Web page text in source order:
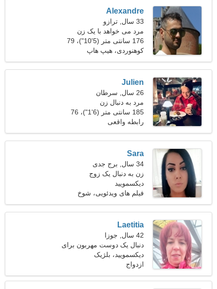
Alexandre
33 سال, ترازو
مرد می خواهد با یک زن
ملاقات کند 22-29
176 سانتی متر (5'10")، 79
کیلوگرم (174 پوند)
کوهنوردی، هیپ هاپ
Julien
26 سال, سرطان
مرد به دنبال زن
185 سانتی متر (6'1")، 76
کیلوگرم (167 پوند)
رابطه واقعی
Sara
34 سال, برج جدی
زن به دنبال یک زوج
دیکسمویید
فیلم های ویدئویی، شوخ
طبعی
Laetitia
42 سال, جوزا
دنبال یک دوست مهربون برای
ملاقات هستم
دیکسمویید، بلژیک
ازدواج